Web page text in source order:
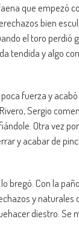
que empezó
bien
el toro perdió
tendida y algo
fuerza y
Sergio
Otra vez
y acabar de
bregó. Con la
y naturales
diestro. Se